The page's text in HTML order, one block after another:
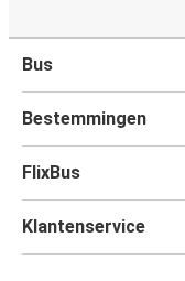
Bus
Bestemmingen
FlixBus
Klantenservice